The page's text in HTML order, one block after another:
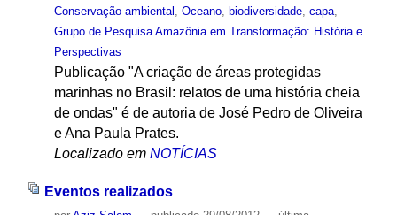
Conservação ambiental
Oceano, biodiversidade, capa,
Grupo de Pesquisa Amazônia em Transformação: História e
Perspectivas
Publicação "A criação de áreas protegidas
marinhas no Brasil: relatos de uma história cheia
de ondas" é de autoria de José Pedro de Oliveira
e Ana Paula Prates.
Localizado em NOTÍCIAS
Eventos realizados